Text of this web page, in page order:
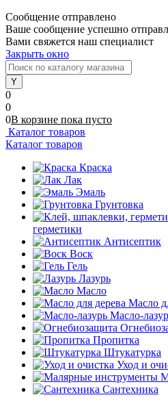
Сообщение отправлено
Ваше сообщение успешно
Вами свяжется наш специалист
Закрыть окно
0
0
0В корзине пока пусто
Каталог товаров
Каталог товаров
Краска
Лак
Эмаль
Грунтовка
герметики
Антисептик
Воск
Гель
Лазурь
Масло
Масло
Масло-
Пропитка
Штукатурка
Уход и
Сантехника